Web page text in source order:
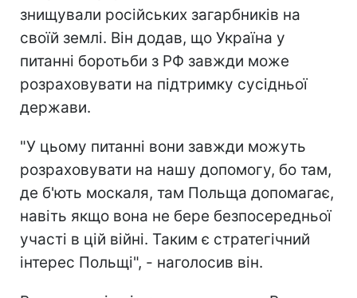
знищували російських загарбників на
своїй землі. Він додав, що Україна у
питанні боротьби з РФ завжди може
розраховувати на підтримку сусідньої
держави.
"У цьому питанні вони завжди можуть
розраховувати на нашу допомогу, бо там,
де б'ють москаля, там Польща допомагає,
навіть якщо вона не бере безпосередньої
участі в цій війні. Таким є стратегічний
інтерес Польщі", - наголосив він.